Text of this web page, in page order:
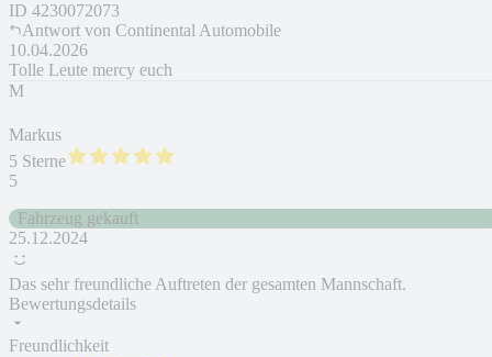
ID 4230072073
Antwort von Continental Automobile
10.04.2026
Tolle Leute mercy euch
M
Markus
5 Sterne
5
Fahrzeug gekauft
25.12.2024
Das sehr freundliche Auftreten der gesamten Mannschaft.
Bewertungsdetails
Freundlichkeit